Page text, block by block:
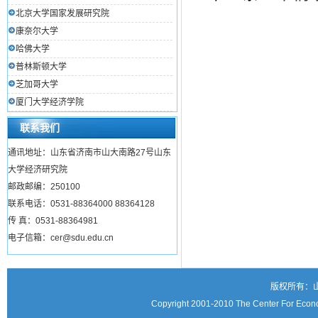
北京大学国家发展研究院
康奈尔大学
哈佛大学
普林斯顿大学
芝加哥大学
厦门大学经济学院
联系我们
通讯地址：山东省济南市山大南路27号山东
大学经济研究院
邮政邮编：250100
联系电话：0531-88364000 88364128
传 真：0531-88364981
电子信箱：cer@sdu.edu.cn
版权所有：
Copyright 2001-2010 The Center For